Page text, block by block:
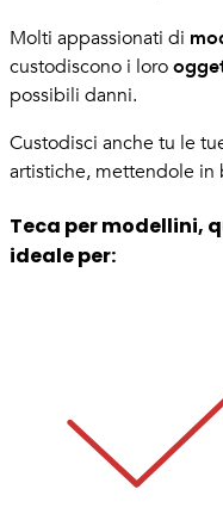
Molti appassionati di
custodiscono i loro
possibili danni.
Custodisci anche tu le
artistiche, mettendole in
Teca per modellini,
ideale per: